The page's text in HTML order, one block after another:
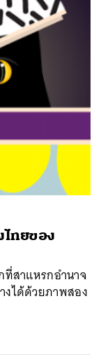
ไทยของ
ที่สาแหรกอำนาจ
งได้ด้วยภาพสอง